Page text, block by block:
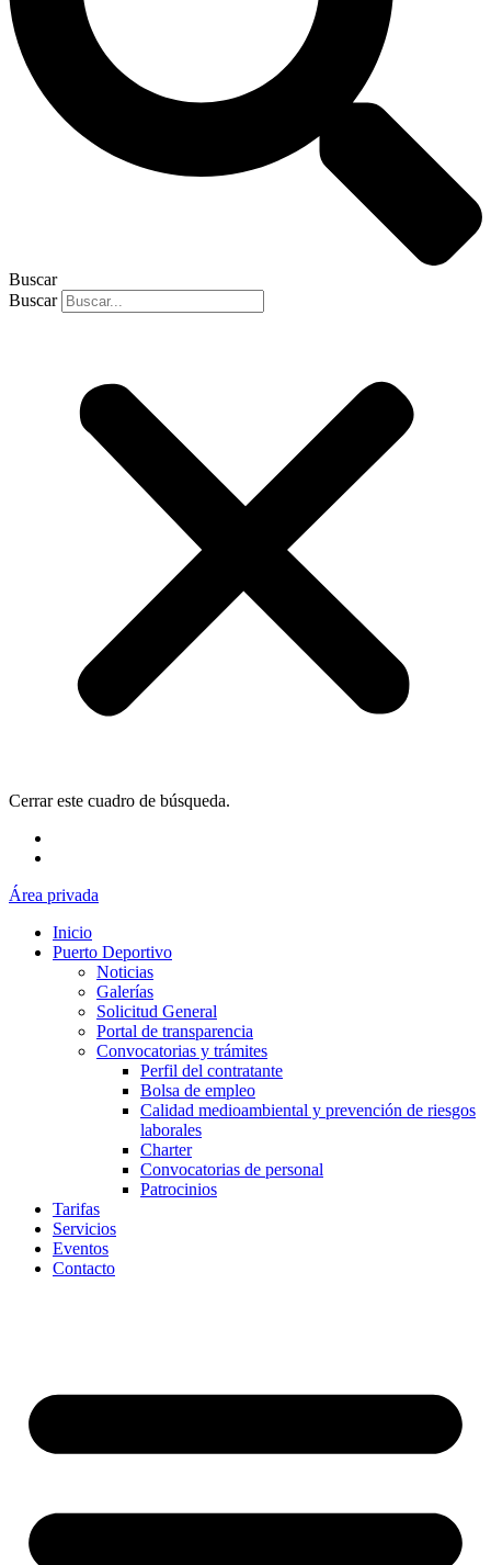
Buscar
Buscar
Cerrar este cuadro de búsqueda.
Área privada
Inicio
Puerto Deportivo
Noticias
Galerías
Solicitud General
Portal de transparencia
Convocatorias y trámites
Perfil del contratante
Bolsa de empleo
Calidad medioambiental y prevención de riesgos
laborales
Charter
Convocatorias de personal
Patrocinios
Tarifas
Servicios
Eventos
Contacto